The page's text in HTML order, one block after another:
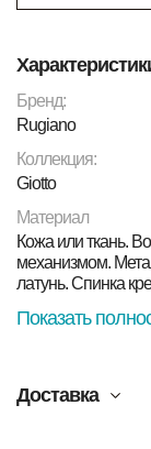
Бренд:
Rugiano
Коллекция:
Giotto
Материал
Кожа или ткань.
механизмом.
латунь. Спинка
Показать
Доставка